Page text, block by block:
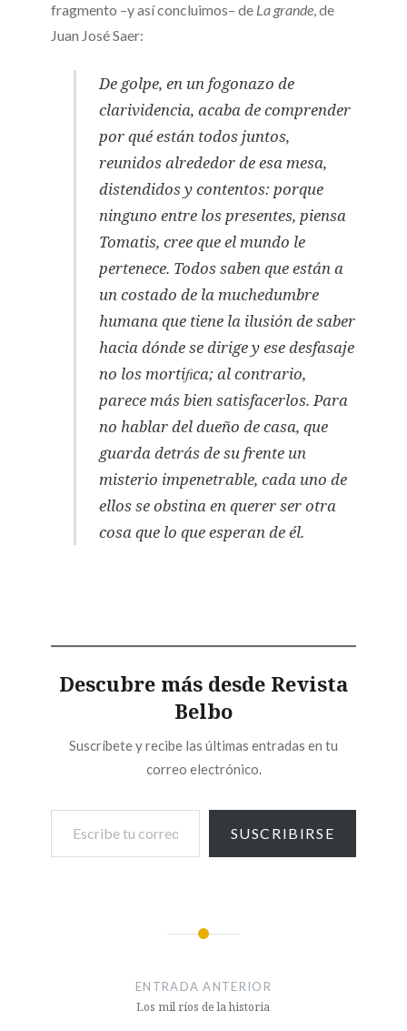
fragmento –y así concluimos– de La grande, de
Juan José Saer:
De golpe, en un fogonazo de
clarividencia, acaba de comprender
por qué están todos juntos,
reunidos alrededor de esa mesa,
distendidos y contentos: porque
ninguno entre los presentes, piensa
Tomatis, cree que el mundo le
pertenece. Todos saben que están a
un costado de la muchedumbre
humana que tiene la ilusión de saber
hacia dónde se dirige y ese desfasaje
no los mortiﬁca; al contrario,
parece más bien satisfacerlos. Para
no hablar del dueño de casa, que
guarda detrás de su frente un
misterio impenetrable, cada uno de
ellos se obstina en querer ser otra
cosa que lo que esperan de él.
Descubre más desde Revista
Belbo
Suscríbete y recibe las últimas entradas en tu
correo electrónico.
SUSCRIBIRSE
ENTRADA ANTERIOR
Los mil ríos de la historia